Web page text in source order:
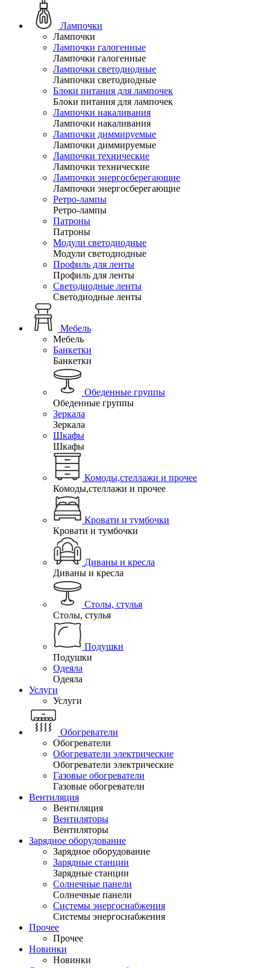
Лампочки
Лампочки
Лампочки галогенные
Лампочки галогенные
Лампочки светодиодные
Лампочки светодиодные
Блоки питания для лампочек
Блоки питания для лампочек
Лампочки накаливания
Лампочки накаливания
Лампочки диммируемые
Лампочки диммируемые
Лампочки технические
Лампочки технические
Лампочки энергосберегающие
Лампочки энергосберегающие
Ретро-лампы
Ретро-лампы
Патроны
Патроны
Модули светодиодные
Модули светодиодные
Профиль для ленты
Профиль для ленты
Светодиодные ленты
Светодиодные ленты
Мебель
Мебель
Банкетки
Банкетки
Обеденные группы
Обеденные группы
Зеркала
Зеркала
Шкафы
Шкафы
Комоды,стеллажи и прочее
Комоды,стеллажи и прочее
Кровати и тумбочки
Кровати и тумбочки
Диваны и кресла
Диваны и кресла
Столы, стулья
Столы, стулья
Подушки
Подушки
Одеяла
Одеяла
Услуги
Услуги
Обогреватели
Обогреватели
Обогреватели электрические
Обогреватели электрические
Газовые обогреватели
Газовые обогреватели
Вентиляция
Вентиляция
Вентиляторы
Вентиляторы
Зарядное оборудование
Зарядное оборудование
Зарядные станции
Зарядные станции
Солнечные панели
Солнечные панели
Системы энергоснабжения
Системы энергоснабжения
Прочее
Прочее
Новинки
Новинки